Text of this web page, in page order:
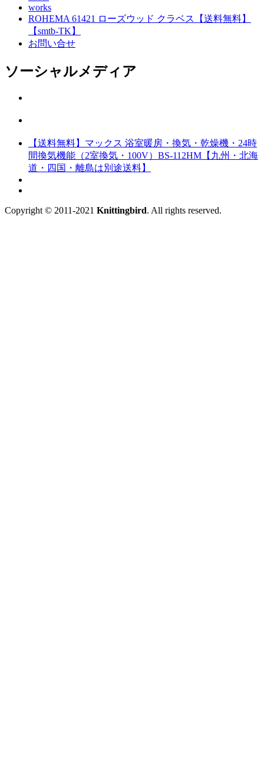
works
ROHEMA 61421 ローズウッド クラベス【送料無料】
【smtb-TK】
お問い合せ
ソーシャルメディア
【送料無料】マックス 浴室暖房・換気・乾燥機・24時
間換気機能（2室換気・100V）BS-112HM【九州・北海
道・四国・離島は別途送料】
Copyright © 2011-2021 Knittingbird. All rights reserved.